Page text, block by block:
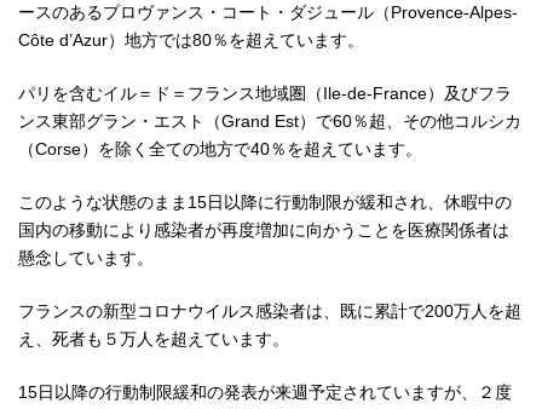
ースのあるプロヴァンス・コート・ダジュール（Provence-Alpes-
Côte d’Azur）地方では80％を超えています。
パリを含むイル＝ド＝フランス地域圏（Ile-de-France）及びフラ
ンス東部グラン・エスト（Grand Est）で60％超、その他コルシカ
（Corse）を除く全ての地方で40％を超えています。
このような状態のまま15日以降に行動制限が緩和され、休暇中の
国内の移動により感染者が再度増加に向かうことを医療関係者は
懸念しています。
フランスの新型コロナウイルス感染者は、既に累計で200万人を超
え、死者も５万人を超えています。
15日以降の行動制限緩和の発表が来週予定されていますが、２度